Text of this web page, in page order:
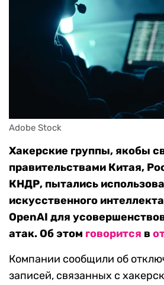
Adobe Stock
Хакерские группы, якобы
правительствами Китая,
КНДР, пытались
искусственного
OpenAI для
атак. Об этом говорится в
Компании сообщили об
записей, связанных с